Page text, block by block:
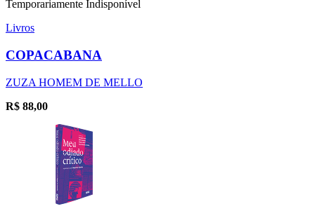
Temporariamente Indisponível
Livros
COPACABANA
ZUZA HOMEM DE MELLO
R$ 88,00